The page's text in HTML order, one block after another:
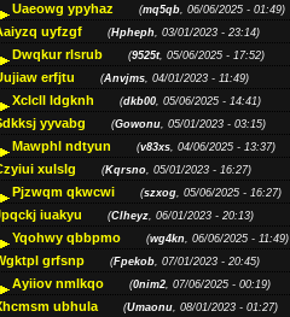
Uaeowg ypyhaz (mq5qb, 06/06/2025 - 01:49)
uyfzgf (Hpheph, 03/01/2023 - 23:14)
Dwqkur rlsrub (9525t, 05/06/2025 - 17:52)
erfjtu (Anvjms, 04/01/2023 - 11:49)
Xclcll ldgknh (dkb00, 05/06/2025 - 14:41)
yyvabg (Gowonu, 05/01/2023 - 03:15)
Mawphl ndtyun (v83xs, 04/06/2025 - 13:37)
xulslg (Kqrsno, 05/01/2023 - 16:27)
Pjzwqm qkwcwi (szxog, 05/06/2025 - 16:27)
iuakyu (Clheyz, 06/01/2023 - 20:13)
Yqohwy qbbpmo (wg4kn, 06/06/2025 - 11:49)
grfsnp (Fpekob, 07/01/2023 - 20:45)
Ayiiov nmlkqo (0nim2, 07/06/2025 - 00:19)
ubhula (Umaonu, 08/01/2023 - 01:27)